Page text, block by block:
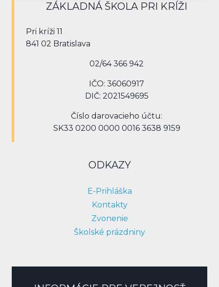
ZÁKLADNÁ ŠKOLA PRI KRÍŽI
Pri kríži 11
841 02 Bratislava
02/64 366 942
IČO: 36060917
DIČ: 2021549695
Číslo darovacieho účtu:
SK33 0200 0000 0016 3638 9159
ODKAZY
E-Prihláška
Kontakty
Zvonenie
Školské prázdniny